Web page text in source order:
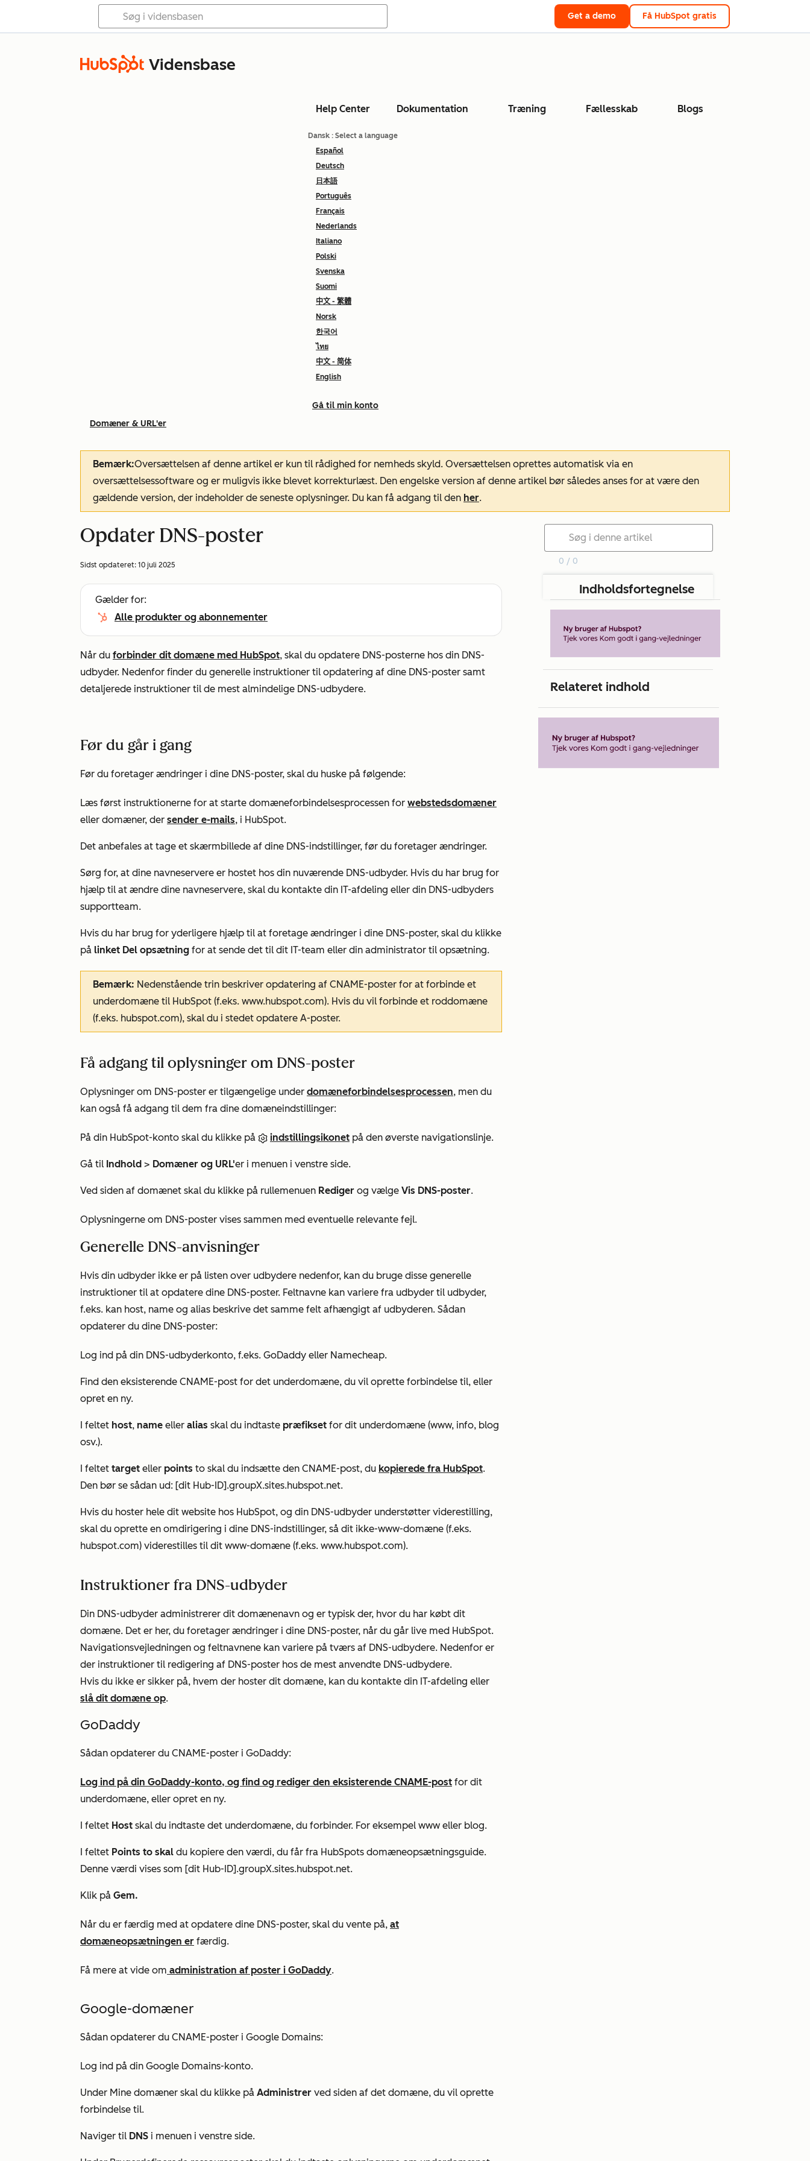
Get a demo Få HubSpot gratis
Vidensbase
Help Center Dokumentation Træning Fællesskab Blogs
Dansk : Select a language
Español
Deutsch
日本語
Português
Français
Nederlands
Italiano
Polski
Svenska
Suomi
中文 - 繁體
Norsk
한국어
ไทย
中文 - 简体
English
Gå til min konto
Domæner & URL'er
Bemærk:Oversættelsen af denne artikel er kun til rådighed for nemheds skyld. Oversættelsen oprettes automatisk via en
oversættelsessoftware og er muligvis ikke blevet korrekturlæst. Den engelske version af denne artikel bør således anses for at være den
gældende version, der indeholder de seneste oplysninger. Du kan få adgang til den her.
Opdater DNS-poster
Sidst opdateret: 10 juli 2025
Gælder for:
Alle produkter og abonnementer
Når du forbinder dit domæne med HubSpot, skal du opdatere DNS-posterne hos din DNS-
udbyder. Nedenfor finder du generelle instruktioner til opdatering af dine DNS-poster samt
detaljerede instruktioner til de mest almindelige DNS-udbydere.
Før du går i gang
Før du foretager ændringer i dine DNS-poster, skal du huske på følgende:
Læs først instruktionerne for at starte domæneforbindelsesprocessen for webstedsdomæner
eller domæner, der sender e-mails, i HubSpot.
Det anbefales at tage et skærmbillede af dine DNS-indstillinger, før du foretager ændringer.
Sørg for, at dine navneservere er hostet hos din nuværende DNS-udbyder. Hvis du har brug for
hjælp til at ændre dine navneservere, skal du kontakte din IT-afdeling eller din DNS-udbyders
supportteam.
Hvis du har brug for yderligere hjælp til at foretage ændringer i dine DNS-poster, skal du klikke
på linket Del opsætning for at sende det til dit IT-team eller din administrator til opsætning.
Bemærk: Nedenstående trin beskriver opdatering af CNAME-poster for at forbinde et
underdomæne til HubSpot (f.eks. www.hubspot.com). Hvis du vil forbinde et roddomæne
(f.eks. hubspot.com), skal du i stedet opdatere A-poster.
Få adgang til oplysninger om DNS-poster
Oplysninger om DNS-poster er tilgængelige under domæneforbindelsesprocessen, men du
kan også få adgang til dem fra dine domæneindstillinger:
På din HubSpot-konto skal du klikke på indstillingsikonet på den øverste navigationslinje.
Gå til Indhold > Domæner og URL'er i menuen i venstre side.
Ved siden af domænet skal du klikke på rullemenuen Rediger og vælge Vis DNS-poster.
Oplysningerne om DNS-poster vises sammen med eventuelle relevante fejl.
Generelle DNS-anvisninger
Hvis din udbyder ikke er på listen over udbydere nedenfor, kan du bruge disse generelle
instruktioner til at opdatere dine DNS-poster. Feltnavne kan variere fra udbyder til udbyder,
f.eks. kan host, name og alias beskrive det samme felt afhængigt af udbyderen. Sådan
opdaterer du dine DNS-poster:
Log ind på din DNS-udbyderkonto, f.eks. GoDaddy eller Namecheap.
Find den eksisterende CNAME-post for det underdomæne, du vil oprette forbindelse til, eller
opret en ny.
I feltet host, name eller alias skal du indtaste præfikset for dit underdomæne (www, info, blog
osv.).
I feltet target eller points to skal du indsætte den CNAME-post, du kopierede fra HubSpot.
Den bør se sådan ud: [dit Hub-ID].groupX.sites.hubspot.net.
Hvis du hoster hele dit website hos HubSpot, og din DNS-udbyder understøtter viderestilling,
skal du oprette en omdirigering i dine DNS-indstillinger, så dit ikke-www-domæne (f.eks.
hubspot.com) viderestilles til dit www-domæne (f.eks. www.hubspot.com).
Instruktioner fra DNS-udbyder
Din DNS-udbyder administrerer dit domænenavn og er typisk der, hvor du har købt dit
domæne. Det er her, du foretager ændringer i dine DNS-poster, når du går live med HubSpot.
Navigationsvejledningen og feltnavnene kan variere på tværs af DNS-udbydere. Nedenfor er
der instruktioner til redigering af DNS-poster hos de mest anvendte DNS-udbydere.
Hvis du ikke er sikker på, hvem der hoster dit domæne, kan du kontakte din IT-afdeling eller
slå dit domæne op.
GoDaddy
Sådan opdaterer du CNAME-poster i GoDaddy:
Log ind på din GoDaddy-konto, og find og rediger den eksisterende CNAME-post for dit
underdomæne, eller opret en ny.
I feltet Host skal du indtaste det underdomæne, du forbinder. For eksempel www eller blog.
I feltet Points to skal du kopiere den værdi, du får fra HubSpots domæneopsætningsguide.
Denne værdi vises som [dit Hub-ID].groupX.sites.hubspot.net.
Klik på Gem.
Når du er færdig med at opdatere dine DNS-poster, skal du vente på, at
domæneopsætningen er færdig.
Få mere at vide om administration af poster i GoDaddy.
Google-domæner
Sådan opdaterer du CNAME-poster i Google Domains:
Log ind på din Google Domains-konto.
Under Mine domæner skal du klikke på Administrer ved siden af det domæne, du vil oprette
forbindelse til.
Naviger til DNS i menuen i venstre side.
0 / 0
Indholdsfortegnelse
Relateret indhold